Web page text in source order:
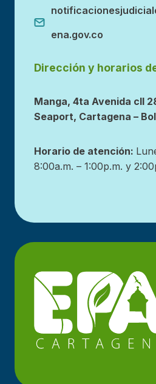
ena.gov.co
Dirección y horarios
Manga, 4ta Avenida cll
Seaport, Cartagena –
Horario de atención:
8:00a.m. – 1:00p.m. y